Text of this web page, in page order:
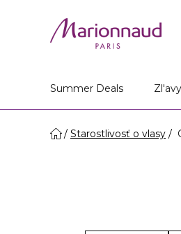
Summer Deals Zl'avy
Starostlivosť o vlasy